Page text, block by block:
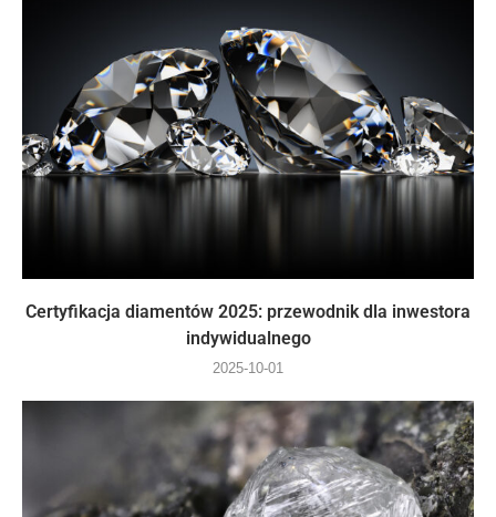
Certyfikacja diamentów 2025: przewodnik dla inwestora
indywidualnego
2025-10-01